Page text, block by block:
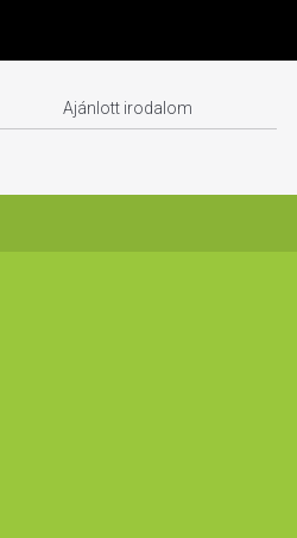
Ajánlott irodalom